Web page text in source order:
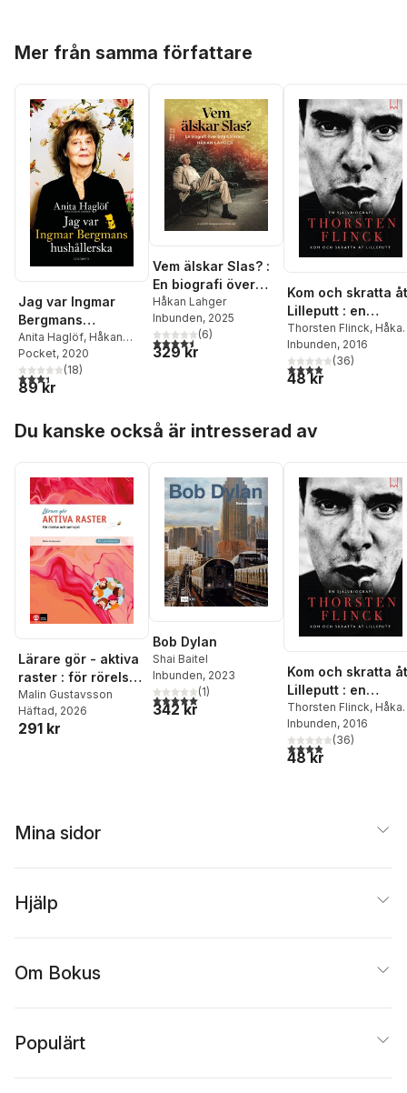
Mer från samma författare
Jag var Ingmar
Bergmans
hushållerska
Anita Haglöf, Håkan
Lahger
Pocket, 2020
3,4utav 5 stjärnor. Totalt antal röster:
(18)
89 kr
Vem älskar Slas? :
En biografi över
Stig Claesson
Håkan Lahger
Inbunden, 2025
4,5utav 5 stjärnor. Totalt antal röster:
(6)
329 kr
Kom och skratta åt
Lilleputt : en
självbiografi
Thorsten Flinck,
Lahger
Inbunden, 2016
3,9utav 5 stjärnor.
(36)
48 kr
Du kanske också är intresserad av
Lärare gör - aktiva
raster : för rörelse
och samspel
Malin Gustavsson
Häftad, 2026
291 kr
Bob Dylan
Shai Baitel
Inbunden, 2023
5,0utav 5 stjärnor. Totalt antal röster:
(1)
342 kr
Kom och skratta åt
Lilleputt : en
självbiografi
Thorsten Flinck,
Lahger
Inbunden, 2016
3,9utav 5 stjärnor.
(36)
48 kr
Mina sidor
Hjälp
Om Bokus
Populärt